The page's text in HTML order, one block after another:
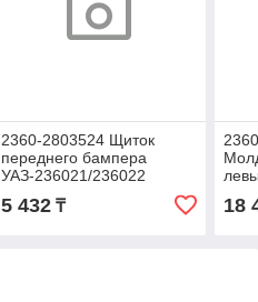
2360-2803524 Щиток
переднего бампера
УАЗ-236021/236022
Профи правый (ОАО УАЗ)
5 432₸ 18